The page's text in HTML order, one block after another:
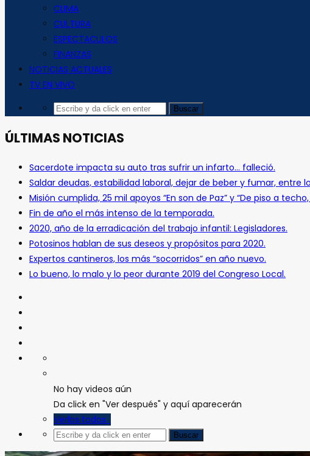
CLIMA
CULTURA
ESPECTACULOS
FINANZAS
NOTICIAS ACTUALES
TV EN VIVO
ÚLTIMAS NOTICIAS
Sacerdote impacta su auto tras sufrir un infarto… falleció.
Saldar deudas, estabilidad laboral, dejar de beber y fumar, entre
Misión cumplida, 25 mil apoyos “En son de Paz” y “De piso a
Fin de año el más intenso de la temporada.
2020, año de la erradicación del trabajo infantil: Legisladores.
Potosinos hablan de sus deseos y propósitos para 2020.
Expertos cantineros, los más “socorridos” en año nuevo.
Lo bueno, lo malo y lo peor durante 2019 del Congreso Local.
No hay videos aún
Da click en "Ver después" y aquí aparecerán
Verlos todos